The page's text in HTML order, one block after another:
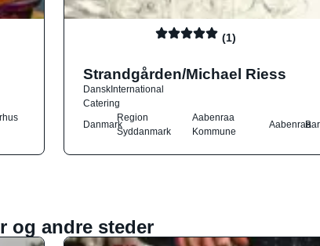
(1)
Strandgården/Michael Riess
DanskInternational
Catering
Danmark
Region
Syddanmark
Aabenraa
Kommune
Aabenraa
og andre steder